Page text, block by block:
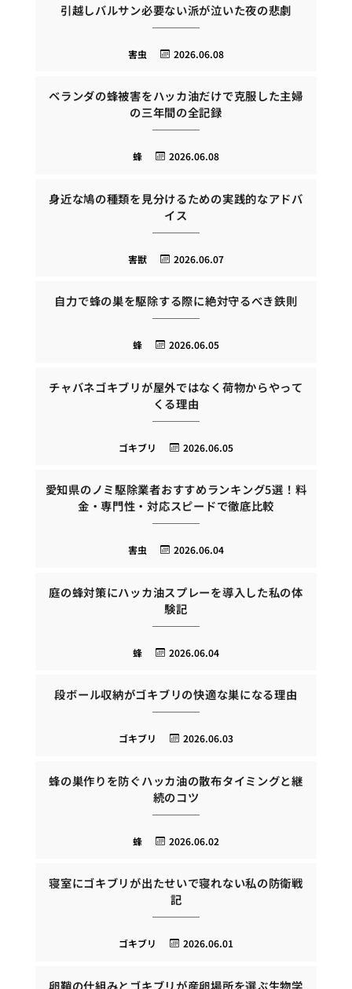
引越しバルサン必要ない派が泣いた夜の悲劇
2026.06.08
害虫
ベランダの蜂被害をハッカ油だけで克服した主婦
の三年間の全記録
2026.06.08
蜂
身近な鳩の種類を見分けるための実践的なアドバ
イス
2026.06.07
害獣
自力で蜂の巣を駆除する際に絶対守るべき鉄則
2026.06.05
蜂
チャバネゴキブリが屋外ではなく荷物からやって
くる理由
2026.06.05
ゴキブリ
愛知県のノミ駆除業者おすすめランキング5選！料
金・専門性・対応スピードで徹底比較
2026.06.04
害虫
庭の蜂対策にハッカ油スプレーを導入した私の体
験記
2026.06.04
蜂
段ボール収納がゴキブリの快適な巣になる理由
2026.06.03
ゴキブリ
蜂の巣作りを防ぐハッカ油の散布タイミングと継
続のコツ
2026.06.02
蜂
寝室にゴキブリが出たせいで寝れない私の防衛戦
記
2026.06.01
ゴキブリ
卵鞘の仕組みとゴキブリが産卵場所を選ぶ生物学